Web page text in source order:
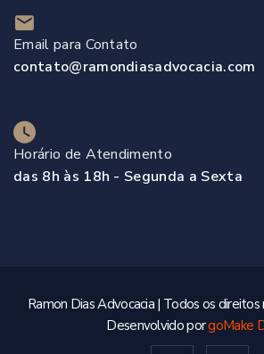
Email para Contato
contato@ramondiasadvocacia.com
Horário de Atendimento
das 8h às 18h - Segunda a Sexta
Ramon Dias Advocacia | Todos os
Desenvolvido porgoMake